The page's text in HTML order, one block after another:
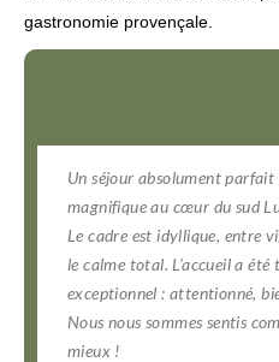
gastronomie provençale.
Un séjour absolument parfait
magnifique au cœur du sud
Le cadre est idyllique, entre
le calme total. L’accueil a
exceptionnel : attentionné,
Nous nous sommes sentis
mieux !